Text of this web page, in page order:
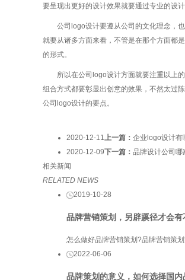
要呈现出更好的设计效果就要通过专业的设
公司logo设计要遵从公司的文化理念，也
就要从诸多方面来看，不管是在那个方面都
的形式。
所以在公司logo设计方面就要注重以上的
组合方式都要彰显出创意的效果，不然太过
公司logo设计的要点。
2020-12-11上一篇： 企业logo设计有
2020-12-09下一篇： 品牌设计公司哪
相关新闻
RELATED NEWS
2019-10-28
品牌营销策划，另辟蹊径才会
怎么做好品牌营销策划?品牌营销策
2022-06-06
品牌策划的意义，如何选择国内